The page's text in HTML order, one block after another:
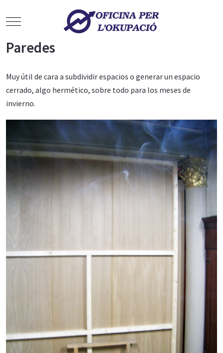
Mobile Menu Toggle
Paredes
Muy útil de cara a subdividir espacios o generar un espacio
cerrado, algo hermético, sobre todo para los meses de
invierno.